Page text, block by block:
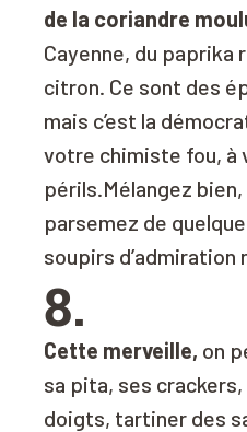
de la coriandre
Cayenne, du paprika
citron. Ce sont des
mais c’est la
votre chimiste fou, à
périls.Mélangez bien,
parsemez de
soupirs d’admiration
8.
Cette merveille, on
sa pita, ses
doigts, tartiner des